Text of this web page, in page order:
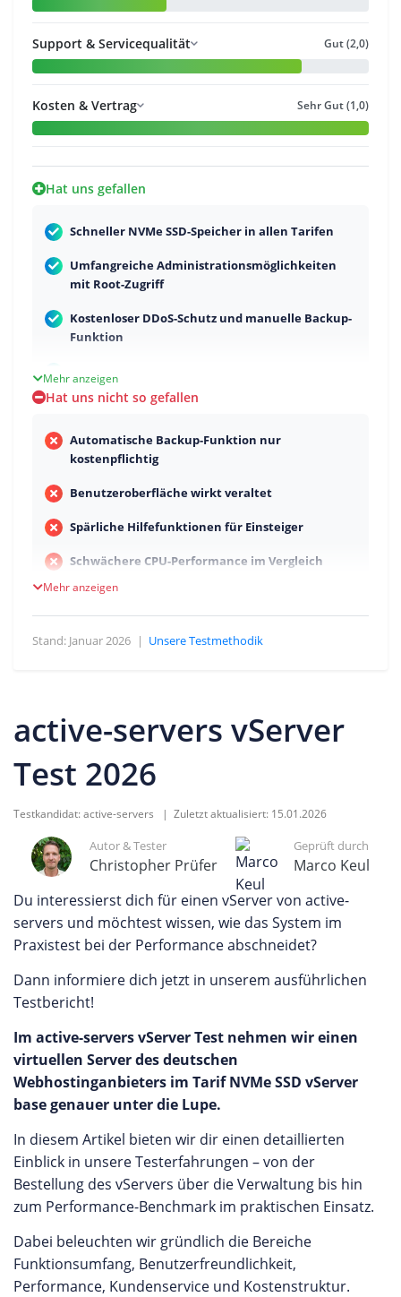
Support & Servicequalität Gut (2,0)
Kosten & Vertrag Sehr Gut (1,0)
Hat uns gefallen
Schneller NVMe SSD-Speicher in allen Tarifen
Umfangreiche Administrationsmöglichkeiten
mit Root-Zugriff
Kostenloser DDoS-Schutz und manuelle Backup-
Funktion
schnelle Support-Antworten
Mehr anzeigen
Hat uns nicht so gefallen
Automatische Backup-Funktion nur
kostenpflichtig
Benutzeroberfläche wirkt veraltet
Spärliche Hilfefunktionen für Einsteiger
Schwächere CPU-Performance im Vergleich
Mehr anzeigen
Stand: Januar 2026 | Unsere Testmethodik
active-servers vServer
Test 2026
Testkandidat:active-servers | Zuletzt aktualisiert: 15.01.2026
Autor & Tester
Christopher Prüfer
Geprüft durch
Marco Keul
Du interessierst dich für einen vServer von active-
servers und möchtest wissen, wie das System im
Praxistest bei der Performance abschneidet?
Dann informiere dich jetzt in unserem ausführlichen
Testbericht!
Im active-servers vServer Test nehmen wir einen
virtuellen Server des deutschen
Webhostinganbieters im Tarif NVMe SSD vServer
base genauer unter die Lupe.
In diesem Artikel bieten wir dir einen detaillierten
Einblick in unsere Testerfahrungen – von der
Bestellung des vServers über die Verwaltung bis hin
zum Performance-Benchmark im praktischen Einsatz.
Dabei beleuchten wir gründlich die Bereiche
Funktionsumfang, Benutzerfreundlichkeit,
Performance, Kundenservice und Kostenstruktur.